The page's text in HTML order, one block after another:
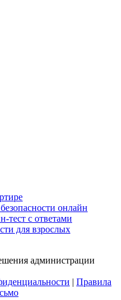
онлайн
тест с ответами
для взрослых
администрации
| Правила